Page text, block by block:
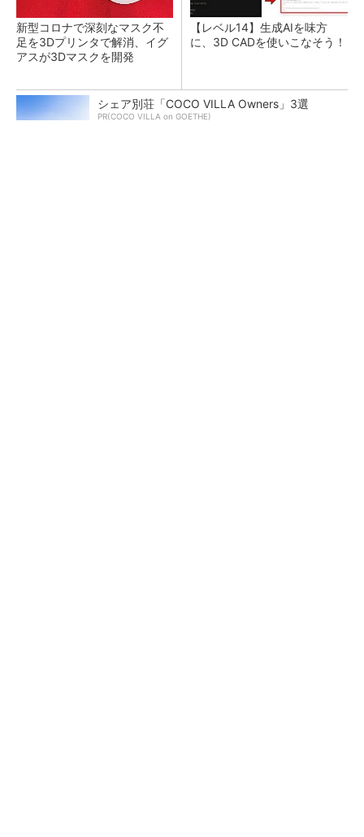
新型コロナで深刻なマスク不
足を3Dプリンタで解消、イグ
アスが3Dマスクを開発
【レベル14】生成AIを味方
に、3D CADを使いこなそう！
シェア別荘「COCO VILLA Owners」3選
PR(COCO VILLA on GOETHE)